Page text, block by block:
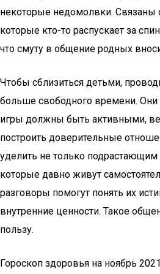
некоторые недомолвки. Связаны
которые кто-то распускает за
что смуту в общение родных
Чтобы сблизиться детьми,
больше свободного времени.
игры должны быть активными,
построить доверительные
уделить не только
которые давно живут
разговоры помогут понять их
внутренние ценности. Такое
пользу.
Гороскоп здоровья на ноябрь